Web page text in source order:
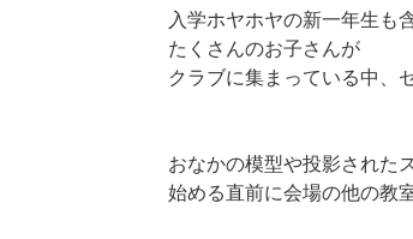
入学ホヤホヤの新一年生も
たくさんのお子さんが
クラブに集まっている中、
おなかの模型や投影された
始める直前に会場の他の教